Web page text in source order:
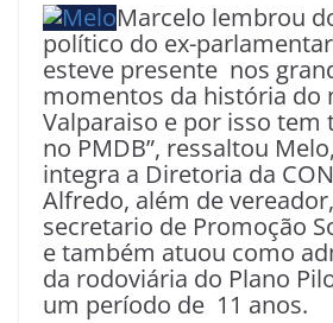
Marcelo lembrou
político do ex-
esteve presente nos
momentos da história do
Valparaiso e por isso tem
no PMDB”, ressaltou
integra a Diretoria da
Alfredo, além de
secretario de Promoção
e também atuou como
da rodoviária do Plano
um período de 11 anos.